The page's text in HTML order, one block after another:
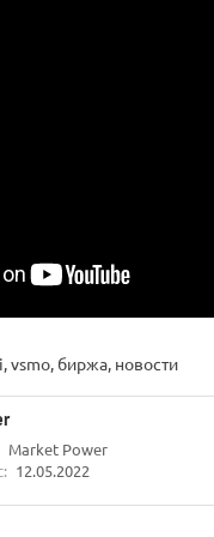
vsmo, биржа, новости
Market Power
12.05.2022